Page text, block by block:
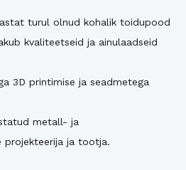
turul olnud kohalik toidupood
kvaliteetseid ja ainulaadseid
3D printimise ja seadmetega
metall- ja
projekteerija ja tootja.